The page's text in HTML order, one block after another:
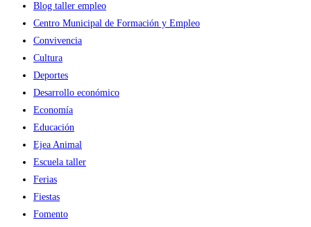
Blog taller empleo
Centro Municipal de Formación y Empleo
Convivencia
Cultura
Deportes
Desarrollo económico
Economía
Educación
Ejea Animal
Escuela taller
Ferias
Fiestas
Fomento